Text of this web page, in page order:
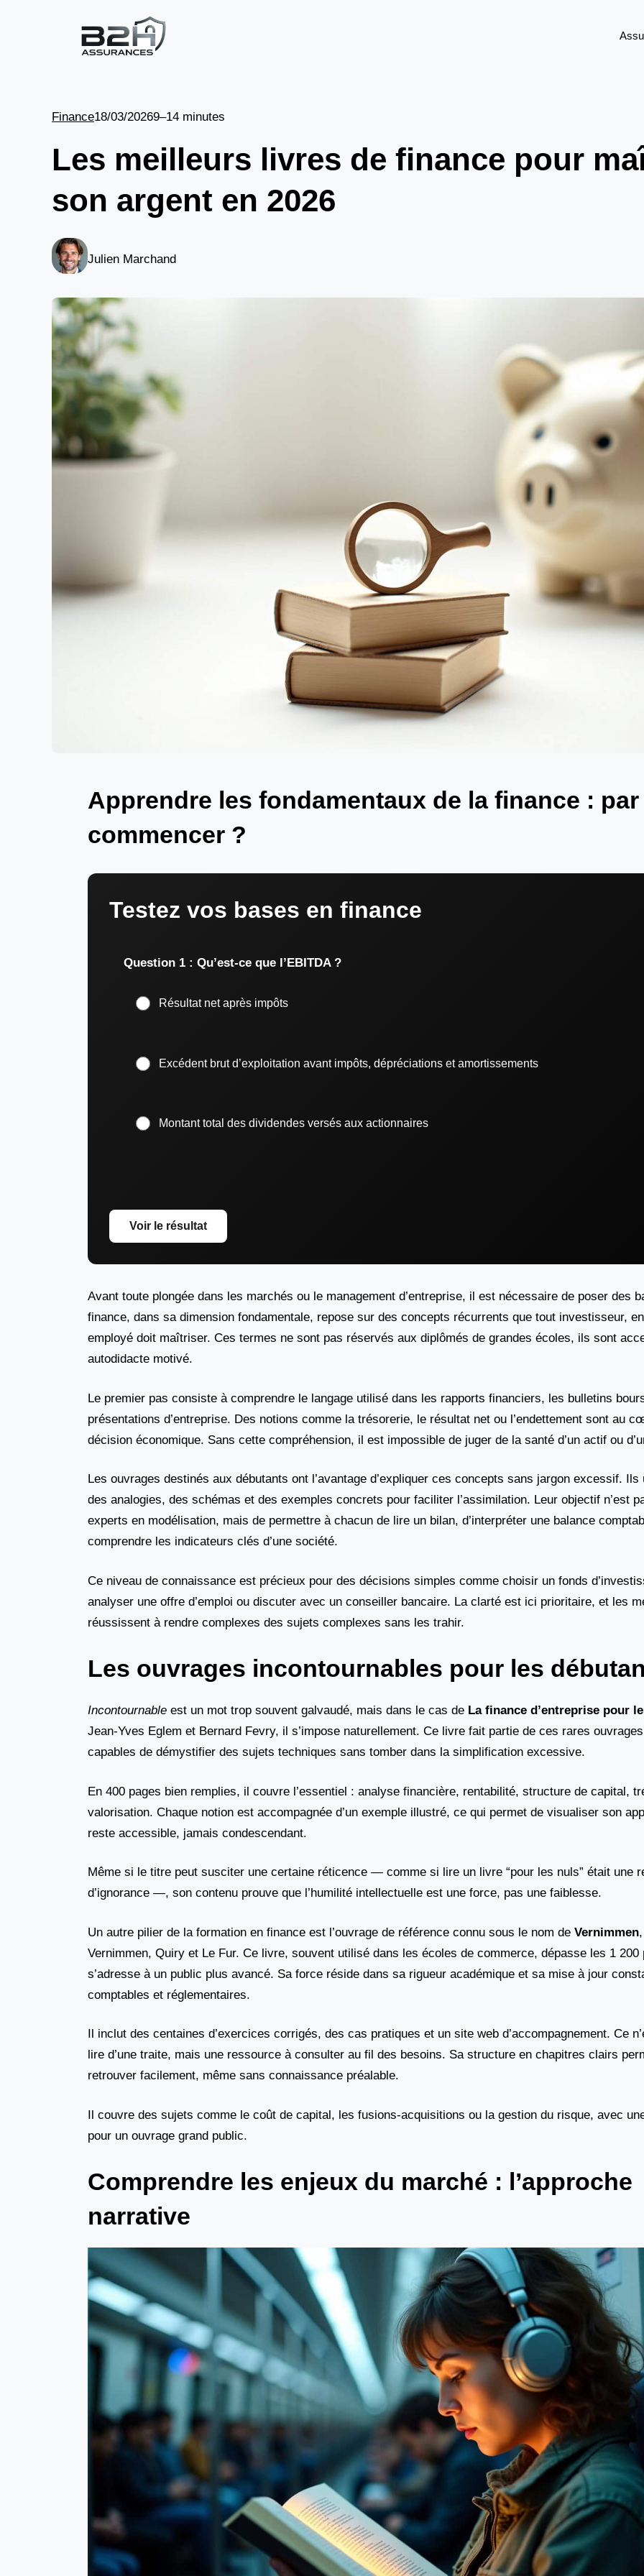
Finance18/03/20269–14 minutes
Les meilleurs livres de finance pour
son argent en 2026
Julien Marchand
Apprendre les fondamentaux de la finance :
commencer ?
Testez vos bases en finance
Question 1 : Qu’est-ce que l’EBITDA ?
Résultat net après impôts
Excédent brut d’exploitation avant impôts, dépréciations et amortissements
Montant total des dividendes versés aux actionnaires
Voir le résultat
Avant toute plongée dans les marchés ou le management d’entreprise, il est nécessaire de poser des
finance, dans sa dimension fondamentale, repose sur des concepts récurrents que tout investisseur,
employé doit maîtriser. Ces termes ne sont pas réservés aux diplômés de grandes écoles, ils sont
autodidacte motivé.
Le premier pas consiste à comprendre le langage utilisé dans les rapports financiers, les bulletins
présentations d’entreprise. Des notions comme la trésorerie, le résultat net ou l’endettement sont au
décision économique. Sans cette compréhension, il est impossible de juger de la santé d’un actif ou
Les ouvrages destinés aux débutants ont l’avantage d’expliquer ces concepts sans jargon excessif.
des analogies, des schémas et des exemples concrets pour faciliter l’assimilation. Leur objectif n’est
experts en modélisation, mais de permettre à chacun de lire un bilan, d’interpréter une balance
comprendre les indicateurs clés d’une société.
Ce niveau de connaissance est précieux pour des décisions simples comme choisir un fonds
analyser une offre d’emploi ou discuter avec un conseiller bancaire. La clarté est ici prioritaire, et les
réussissent à rendre complexes des sujets complexes sans les trahir.
Les ouvrages incontournables pour les
Incontournable est un mot trop souvent galvaudé, mais dans le cas de La finance d’entreprise pour
Jean-Yves Eglem et Bernard Fevry, il s’impose naturellement. Ce livre fait partie de ces rares
capables de démystifier des sujets techniques sans tomber dans la simplification excessive.
En 400 pages bien remplies, il couvre l’essentiel : analyse financière, rentabilité, structure de capital,
valorisation. Chaque notion est accompagnée d’un exemple illustré, ce qui permet de visualiser son
reste accessible, jamais condescendant.
Même si le titre peut susciter une certaine réticence — comme si lire un livre “pour les nuls” était une
d’ignorance —, son contenu prouve que l’humilité intellectuelle est une force, pas une faiblesse.
Un autre pilier de la formation en finance est l’ouvrage de référence connu sous le nom de Vernimmen
Vernimmen, Quiry et Le Fur. Ce livre, souvent utilisé dans les écoles de commerce, dépasse les 1 200
s’adresse à un public plus avancé. Sa force réside dans sa rigueur académique et sa mise à jour
comptables et réglementaires.
Il inclut des centaines d’exercices corrigés, des cas pratiques et un site web d’accompagnement. Ce
lire d’une traite, mais une ressource à consulter au fil des besoins. Sa structure en chapitres clairs
retrouver facilement, même sans connaissance préalable.
Il couvre des sujets comme le coût de capital, les fusions-acquisitions ou la gestion du risque, avec
pour un ouvrage grand public.
Comprendre les enjeux du marché : l’approche
narrative